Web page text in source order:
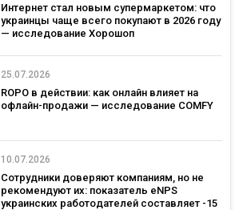
Интернет стал новым супермаркетом: что
украинцы чаще всего покупают в 2026 году
— исследование Хорошоп
25.07.2026
ROPO в действии: как онлайн влияет на
офлайн-продажи — исследование COMFY
10.07.2026
Сотрудники доверяют компаниям, но не
рекомендуют их: показатель eNPS
украинских работодателей составляет -15